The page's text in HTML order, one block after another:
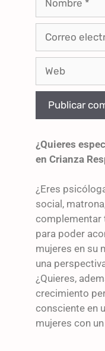
¿Quieres
en Crianza
¿Eres
social,
complementar
para poder
mujeres en su
una
¿Quieres,
crecimiento
consciente en
mujeres con